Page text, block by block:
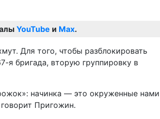
YouTube и Max.
Для того, чтобы разблокировать
я бригада, вторую группировку в
начинка — это окруженные нами
Пригожин.